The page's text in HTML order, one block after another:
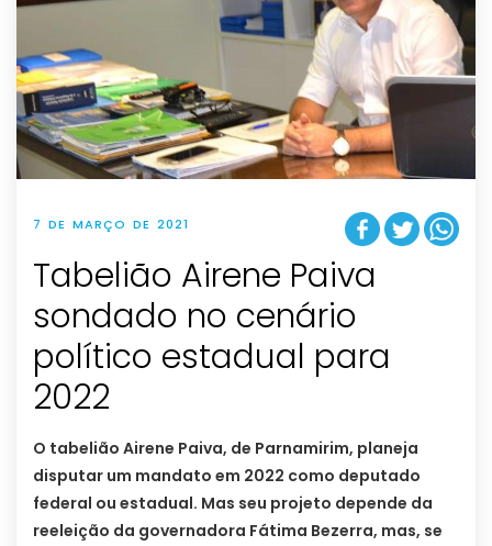
7 DE MARÇO DE 2021
Tabelião Airene Paiva
sondado no cenário
político estadual para
2022
O tabelião Airene Paiva, de Parnamirim, planeja
disputar um mandato em 2022 como deputado
federal ou estadual. Mas seu projeto depende da
reeleição da governadora Fátima Bezerra, mas, se